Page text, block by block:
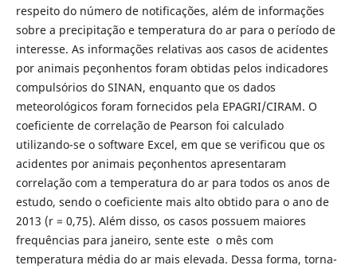
respeito do número de notificações, além de informações
sobre a precipitação e temperatura do ar para o período de
interesse. As informações relativas aos casos de acidentes
por animais peçonhentos foram obtidas pelos indicadores
compulsórios do SINAN, enquanto que os dados
meteorológicos foram fornecidos pela EPAGRI/CIRAM. O
coeficiente de correlação de Pearson foi calculado
utilizando-se o software Excel, em que se verificou que os
acidentes por animais peçonhentos apresentaram
correlação com a temperatura do ar para todos os anos de
estudo, sendo o coeficiente mais alto obtido para o ano de
2013 (r = 0,75). Além disso, os casos possuem maiores
frequências para janeiro, sente este o mês com
temperatura média do ar mais elevada. Dessa forma, torna-